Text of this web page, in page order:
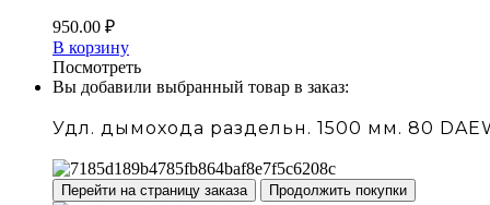
950.00 ₽
В корзину
Посмотреть
Вы добавили выбранный товар в заказ:
Удл. дымохода раздельн. 1500 мм. 80
Перейти на страницу заказа Продолжить покупки